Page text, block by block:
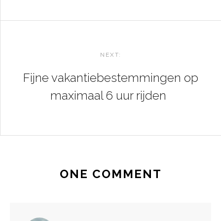
NEXT:
Fijne vakantiebestemmingen op
maximaal 6 uur rijden
ONE COMMENT